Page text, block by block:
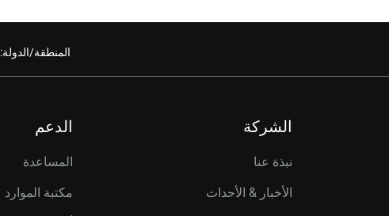
المنطقة/الدولة:
الشركة
نبذة عنا
الأخبار & الأحداث
الدعم
المساعدة
مكتبة الموارد